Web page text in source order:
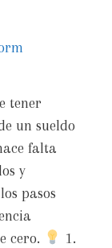
tener
un sueldo
falta
y
pasos
cero.
1.